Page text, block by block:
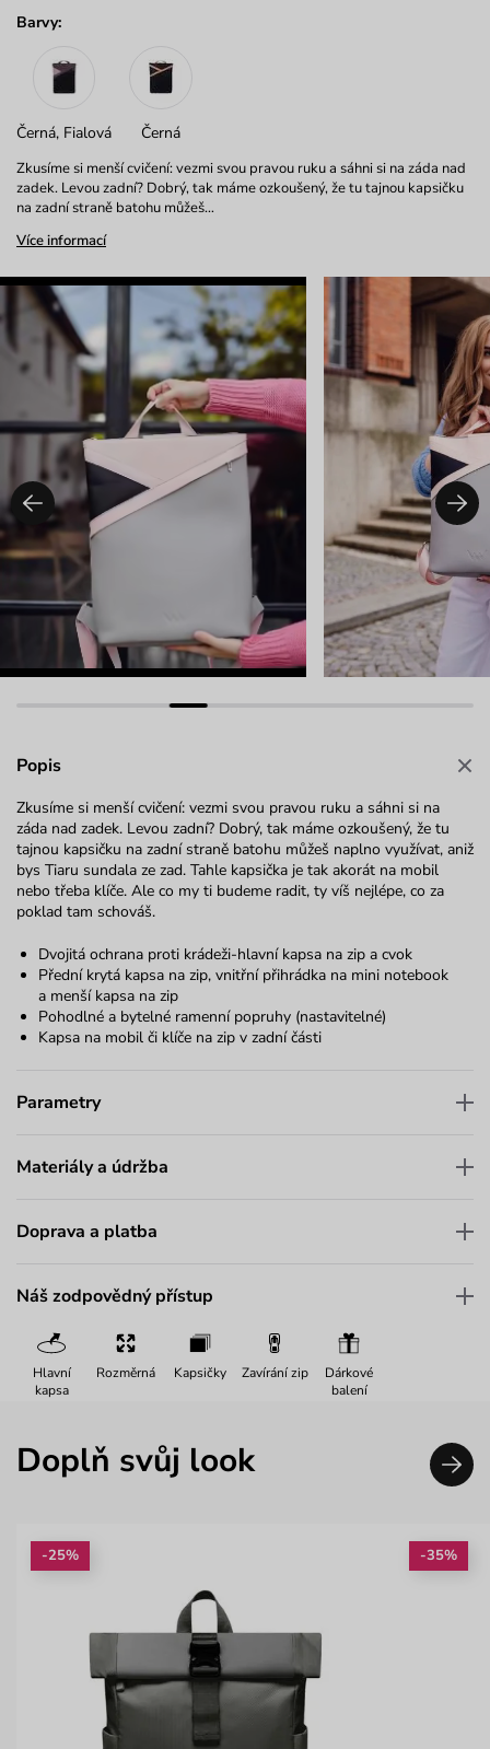
Barvy:
Černá, Fialová Černá
Zkusíme si menší cvičení: vezmi svou pravou ruku a sáhni si na záda nad
zadek. Levou zadní? Dobrý, tak máme ozkoušený, že tu tajnou kapsičku
na zadní straně batohu můžeš…
Více informací
Popis
Zkusíme si menší cvičení: vezmi svou pravou ruku a sáhni si na
záda nad zadek. Levou zadní? Dobrý, tak máme ozkoušený, že tu
tajnou kapsičku na zadní straně batohu můžeš naplno využívat, aniž
bys Tiaru sundala ze zad. Tahle kapsička je tak akorát na mobil
nebo třeba klíče. Ale co my ti budeme radit, ty víš nejlépe, co za
poklad tam schováš.
Dvojitá ochrana proti krádeži-hlavní kapsa na zip a cvok
Přední krytá kapsa na zip, vnitřní přihrádka na mini notebook
a menší kapsa na zip
Pohodlné a bytelné ramenní popruhy (nastavitelné)
Kapsa na mobil či klíče na zip v zadní části
Parametry
Materiály a údržba
Doprava a platba
Náš zodpovědný přístup
Hlavní
kapsa
Rozměrná Kapsičky Zavírání zip
Dárkové
balení
Doplň svůj look
-25% -35%